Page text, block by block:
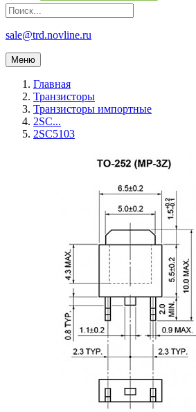
sale@trd.novline.ru
Меню
Главная
Транзисторы
Транзисторы импортные
2SC...
2SC5103